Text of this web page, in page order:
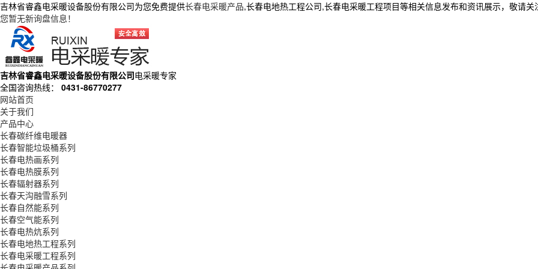
吉林省睿鑫电采暖设备股份有限公司为您免费提供长春电采暖产品,长春电地热工程公司,长春电采暖工程项目等相关信息发布和资讯展示，敬请关
您暂无新询盘信息！
吉林省睿鑫电采暖设备股份有限公司电采暖专家
全国咨询热线：
0431-86770277
网站首页
关于我们
产品中心
长春碳纤维电暖器
长春智能垃圾桶系列
长春电热画系列
长春电热膜系列
长春辐射器系列
长春天沟融雪系列
长春自然能系列
长春空气能系列
长春电热炕系列
长春电地热工程系列
长春电采暖工程系列